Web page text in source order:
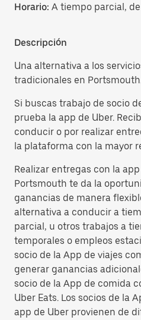
Horario: A tiempo parcial,
Descripción
Una alternativa a los
tradicionales en
Si buscas trabajo de socio
prueba la app de Uber.
conducir o por realizar
la plataforma con la mayor
Realizar entregas con la
Portsmouth te da la
ganancias de manera
alternativa a conducir a
parcial, u otros trabajos a
temporales o empleos
socio de la App de viajes
generar ganancias
socio de la App de comida
Uber Eats. Los socios de la
app de Uber provienen de